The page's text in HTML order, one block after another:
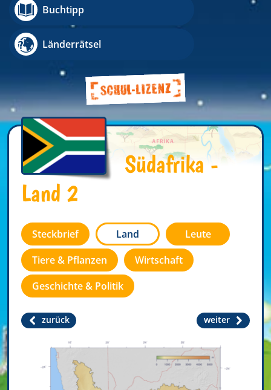
Buchtipp
Länderrätsel
Südafrika -
Land 2
Steckbrief Land
Leute
Tiere & Pflanzen
Wirtschaft
Geschichte & Politik
zurück weiter